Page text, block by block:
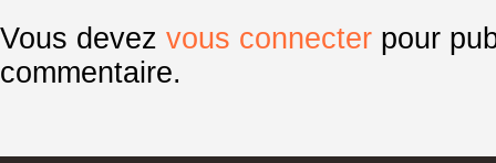
Vous devez vous connecter pour
commentaire.